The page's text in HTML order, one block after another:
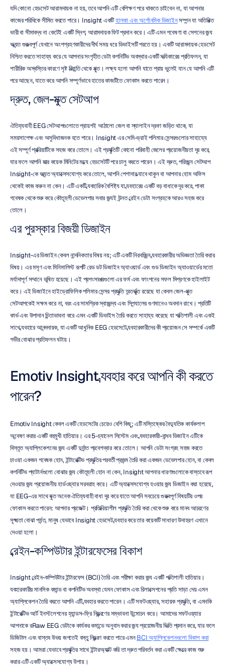
যদি কোনো হেডসেট আরামদায়ক না হয়, তবে আপনি এটি বেশিক্ষণ পরে থাকতে চাইবেন না, যা আপনার
কাজের পরিধিকে সীমিত করতে পারে। Insight একটি হালকা এবং অর্গোনমিক ডিজাইন সম্পন্ন যা অতিরিক্ত
ভারী বা সীমাবদ্ধ না কেটেই একটি স্নিগ, আরামদায়ক ফিট প্রদান করে। এটি এমন গবেষণা বা সেশনের জন্য
অত্যন্ত গুরুত্বপূর্ণ যেখানে অংশগ্রহণকারীদের দীর্ঘ সময় ধরে ডিভাইসটি পরতে হয়। একটি আরামদায়ক হেডসেট
নিশ্চিত করতে সাহায্য করে যে আপনার সংগৃহীত ডেটা কগনিটিভ অবস্থার একটি সত্যিকারের প্রতিফলন, যা
শারীরিক অস্বস্তির কারণে সৃষ্ট বিভ্রান্তি থেকে মুক্ত। লক্ষ্য হলো আপনি যাতে প্রায় ভুলেই যান যে আপনি এটি
পরে আছেন, যাতে করে আপনি সম্পূর্ণভাবে হাতের কাজটিতে ফোকাস করতে পারেন।
দ্রুত, জেল-মুক্ত সেটআপ
ঐতিহ্যবাহী EEG সেটআপগুলোতে প্রায়শই আঠালো জেল বা স্যালাইন দ্রবণ জড়িত থাকে, যা
সময়সাপেক্ষ এবং অসুবিধাজনক হতে পারে। Insight এর সেমি-ড্রাই পলিমার সেন্সরগুলোর সাহায্যে
এই সম্পূর্ণ প্রক্রিয়াটিকে সহজ করে তোলে। এই প্রযুক্তিটি কোনো পরিবাহী জেলের প্রয়োজনীয়তা দূর করে,
যার ফলে আপনি মাত্র কয়েক মিনিটের মধ্যে হেডসেটটি পরে চালু করতে পারেন। এই দ্রুত, পরিচ্ছন্ন সেটআপ
Insight-কে অত্যন্ত অ্যাক্সেসযোগ্য করে তোলে, আপনি পেশাদার ল্যাবে থাকুন বা আপনার হোম অফিস
থেকেই কাজ করুন না কেন। এটি একটি ব্যবহারিক বৈশিষ্ট্য যা ব্যবহারের একটি বড় বাধাকে দূর করে, পাকা
গবেষক থেকে শুরু করে কৌতূহলী ডেভেলপার সবার জন্যই উন্নত ব্রেইন ডেটা সংগ্রহকে আরও সহজ করে
তোলে।
এর পুরস্কার বিজয়ী ডিজাইন
Insight-এর ডিজাইন কেবল নান্দনিকতার বিষয় নয়; এটি একটি নিরবচ্ছিন্ন ব্যবহারকারীর অভিজ্ঞতা তৈরি করার
বিষয়। এর মসৃণ এবং মিনিমালিস্ট রূপটি রেড ডট ডিজাইন অ্যাওয়ার্ড এবং গুড ডিজাইন অ্যাওয়ার্ডের মতো
মর্যাদাপূর্ণ সম্মানে ভূষিত হয়েছে। এই প্রশংসাপত্রগুলো এর ফর্ম এবং ফাংশনের সফল মিশ্রণকে হাইলাইট
করে। এই ডিজাইনে হাইড্রোফিলিক পলিমার সেন্সর প্রযুক্তি অন্তর্ভুক্ত রয়েছে যা কেবল জেল-মুক্ত
সেটআপকেই সক্ষম করে না, বরং এর সামগ্রিক স্বাচ্ছন্দ্য এবং সিগন্যালের গুণমানেও অবদান রাখে। প্রতিটি
কার্ভ এবং উপাদান চিন্তাভাবনা করে এমন একটি ডিভাইস তৈরি করতে সাহায্য করেছে যা শক্তিশালী এবং একই
সাথে ব্যবহারে আনন্দদায়ক, যা একটি আধুনিক EEG হেডসেটে ব্যবহারকারীদের কী প্রয়োজন সে সম্পর্কে একটি
গভীর বোঝার প্রতিফলন ঘটায়।
Emotiv Insight ব্যবহার করে আপনি কী করতে
পারেন?
Emotiv Insight কেবল একটি হেডসেটের চেয়েও বেশি কিছু; এটি মস্তিষ্কের বৈদ্যুতিক কার্যকলাপ
অন্বেষণ করার একটি বহুমুখী হাতিয়ার। এর 5-চ্যানেল সিস্টেম এবং ব্যবহারকারী-বান্ধব ডিজাইন এটিকে
বিস্তৃত অ্যাপ্লিকেশনের জন্য একটি দুর্দান্ত প্রবেশদ্বার করে তোলে। আপনি ডেটা সংগ্রহ সহজ করতে
চাওয়া একজন গবেষক হোন, ইন্টারেক্টিভ প্রযুক্তির পরবর্তী প্রজন্ম তৈরি করা একজন ডেভেলপার হোন, বা কেবল
কগনিটিভ প্যাটার্নগুলো বোঝার জন্য কৌতূহলী হোন না কেন, Insight আপনার ধারণাগুলোকে বাস্তবে রূপ
দেওয়ার জন্য প্রয়োজনীয় হার্ডওয়্যার সরবরাহ করে। এটি অ্যাক্সেসযোগ্য হওয়ার জন্য ডিজাইন করা হয়েছে,
যা EEG-এর সাথে যুক্ত অনেক ঐতিহ্যবাহী বাধা দূর করে যাতে আপনি সবচেয়ে গুরুত্বপূর্ণ বিষয়টির ওপর
ফোকাস করতে পারেন: আপনার প্রজেক্ট। প্রতিক্রিয়াশীল প্রযুক্তি তৈরি করা থেকে শুরু করে মানব আচরণের
সূক্ষ্মতা বোঝা পর্যন্ত, মানুষ যেভাবে Insight হেডসেট ব্যবহার করে তার কয়েকটি সাধারণ উদাহরণ এখানে
দেওয়া হলো।
ব্রেইন-কম্পিউটার ইন্টারফেসের বিকাশ
Insight ব্রেইন-কম্পিউটার ইন্টারফেস (BCI) তৈরি এবং পরীক্ষা করার জন্য একটি শক্তিশালী হাতিয়ার।
ব্যবহারকারীর মানসিক কমান্ড বা কগনিটিভ অবস্থা যেমন ফোকাস এবং রিলাক্সেশনের প্রতি সাড়া দেয় এমন
অ্যাপ্লিকেশন তৈরি করতে আপনি এটি ব্যবহার করতে পারেন। এটি সফটওয়্যার, সহায়ক প্রযুক্তি, বা এমনকি
ইন্টারেক্টিভ আর্ট ইনস্টলেশনের হ্যান্ডস-ফ্রি নিয়ন্ত্রণের সম্ভাবনা উন্মোচন করে। আমাদের সফটওয়্যার
আপনাকে রRaw EEG ডেটাকে কার্যকর কমান্ডে অনুবাদ করার জন্য প্রয়োজনীয় ভিত্তি প্রদান করে, যার ফলে
ডিজিটাল এবং বাস্তব উভয় জগতেই বস্তু নিয়ন্ত্রণ করতে পারে এমন BCI অ্যাপ্লিকেশনগুলো বিকাশ করা
সহজ হয়। আমরা যেভাবে প্রযুক্তির সাথে ইন্টারঅ্যাক্ট করি তা দ্রুত পরিবর্তন করা একটি ক্ষেত্রে কাজ শুরু
করার এটি একটি অ্যাক্সেসযোগ্য উপায়।